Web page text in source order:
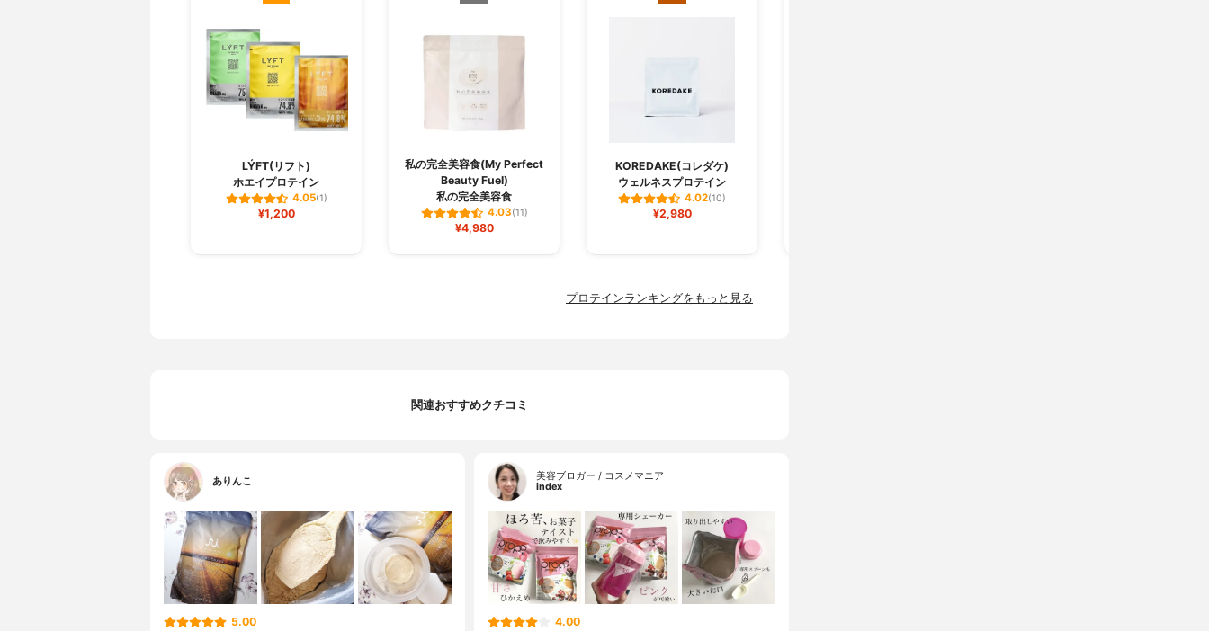
LÝFT(リフト)
ホエイプロテイン
4.05(1)
¥1,200
私の完全美容食(My Perfect
Beauty Fuel)
私の完全美容食
4.03(11)
¥4,980
KOREDAKE(コレダケ)
ウェルネスプロテイン
4.02(10)
¥2,980
プロテインランキングをもっと見る
関連おすすめクチコミ
ありんこ
5.00
美容ブロガー / コスメマニア
index
4.00